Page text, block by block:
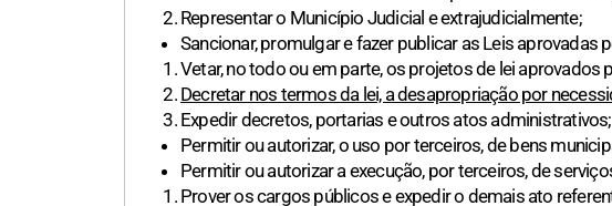
Representar o Município Judicial e extrajudicialmente;
Sancionar, promulgar e fazer publicar as Leis aprovadas
Vetar, no todo ou em parte, os projetos de lei aprovados
Decretar nos termos da lei, a desapropriação por
Expedir decretos, portarias e outros atos administrativos;
Permitir ou autorizar, o uso por terceiros, de bens
Permitir ou autorizar a execução, por terceiros, de
Prover os cargos públicos e expedir o demais ato